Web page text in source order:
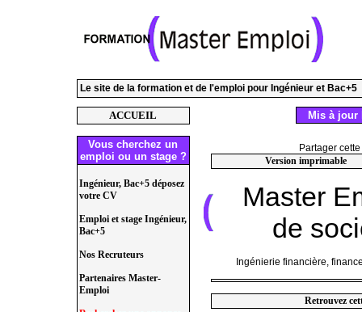
Le site de la formation et de l'emploi pour Ingénieur et Bac+5
ACCUEIL
Vous cherchez un
emploi ou un stage ?
Ingénieur, Bac+5 déposez
votre CV
Emploi et stage Ingénieur,
Bac+5
Nos Recruteurs
Partenaires Master-
Emploi
Mis à jour
Partager
Version imprimable
Master
de
Ingénierie financière,
Retrouvez